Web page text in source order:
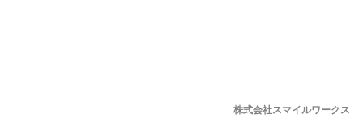
株式会社スマイルワークス